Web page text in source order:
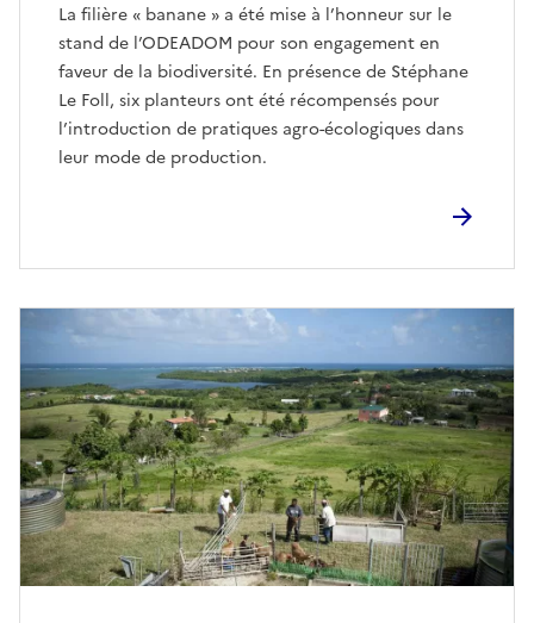
La filière « banane » a été mise à l’honneur sur le
stand de l’ODEADOM pour son engagement en
faveur de la biodiversité. En présence de Stéphane
Le Foll, six planteurs ont été récompensés pour
l’introduction de pratiques agro-écologiques dans
leur mode de production.